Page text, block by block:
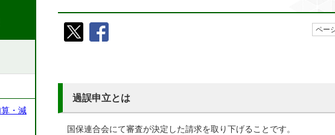
ペー
過誤申立とは
国保連合会にて審査が決定した請求を取り下げることです。
・減